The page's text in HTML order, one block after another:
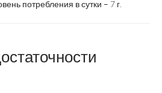
потребления в сутки – 7 г.